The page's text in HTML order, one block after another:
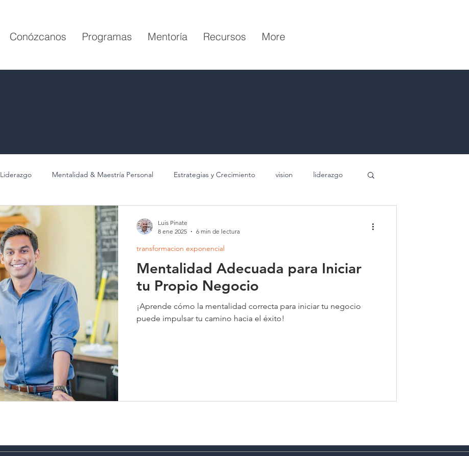
Conózcanos Programas Mentoría Recursos More
Liderazgo Mentalidad & Maestría Personal Estrategias y Crecimiento vision liderazgo
Mentalidad Adecuada para Iniciar
tu Propio Negocio
¡Aprende cómo la mentalidad correcta para iniciar tu negocio
puede impulsar tu camino hacia el éxito!
transformacion exponencial
Luis Pinate
8 ene 2025
6 min de lectura